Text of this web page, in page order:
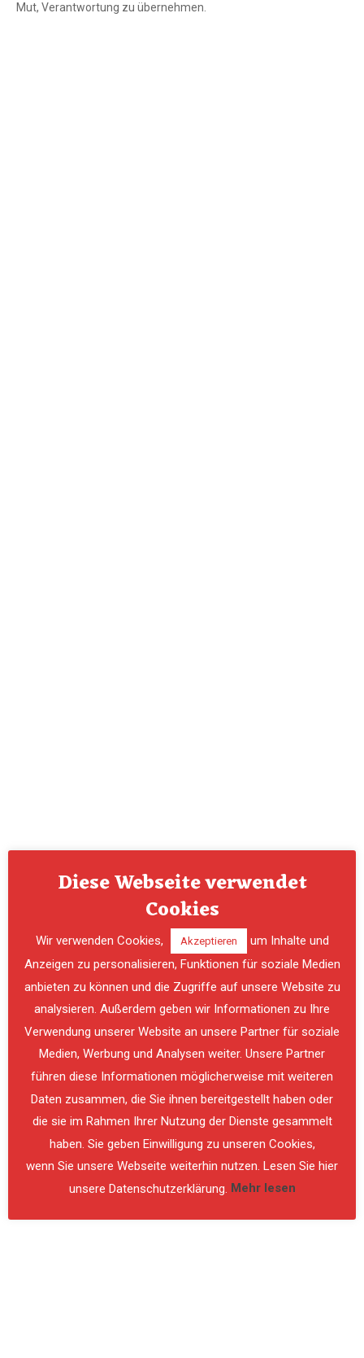
Mut, Verantwortung zu übernehmen.
PREVIOUS
Diese Webseite verwendet
Cookies
Wir verwenden Cookies, Akzeptieren
um Inhalte und
Anzeigen zu personalisieren, Funktionen für soziale Medien
anbieten zu können und die Zugriffe auf unsere Website zu
analysieren. Außerdem geben wir Informationen zu Ihre
Verwendung unserer Website an unsere Partner für soziale
Medien, Werbung und Analysen weiter. Unsere Partner
führen diese Informationen möglicherweise mit weiteren
Daten zusammen, die Sie ihnen bereitgestellt haben oder
die sie im Rahmen Ihrer Nutzung der Dienste gesammelt
haben. Sie geben Einwilligung zu unseren Cookies,
wenn Sie unsere Webseite weiterhin nutzen. Lesen Sie hier
unsere Datenschutzerklärung.
Mehr lesen